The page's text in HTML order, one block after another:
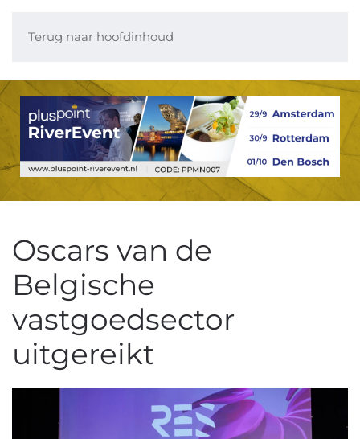
Terug naar hoofdinhoud
Oscars van de
Belgische
vastgoedsector
uitgereikt